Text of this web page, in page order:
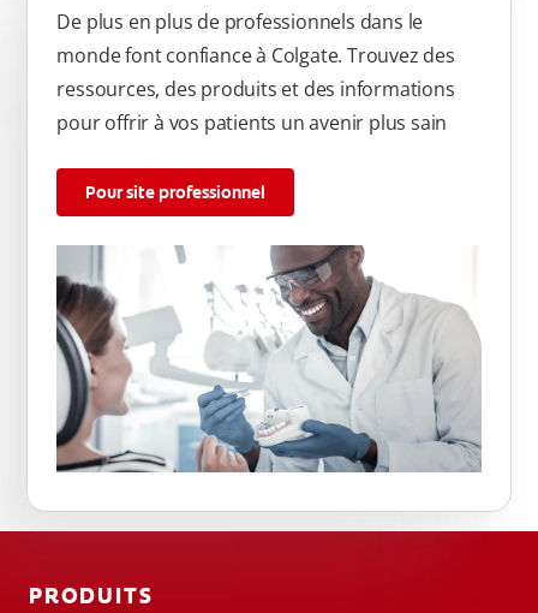
De plus en plus de professionnels dans le
monde font confiance à Colgate. Trouvez des
ressources, des produits et des informations
pour offrir à vos patients un avenir plus sain
Pour site professionnel
PRODUITS